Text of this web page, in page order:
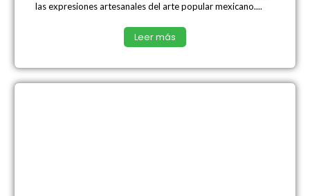
las expresiones artesanales del arte popular mexicano....
Leer más